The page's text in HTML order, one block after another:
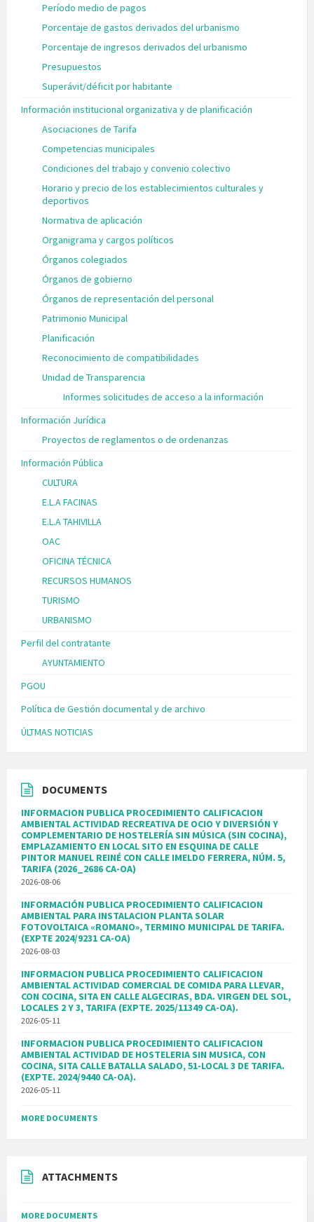
Período medio de pagos
Porcentaje de gastos derivados del urbanismo
Porcentaje de ingresos derivados del urbanismo
Presupuestos
Superávit/déficit por habitante
Información institucional organizativa y de planificación
Asociaciones de Tarifa
Competencias municipales
Condiciones del trabajo y convenio colectivo
Horario y precio de los establecimientos culturales y
deportivos
Normativa de aplicación
Organigrama y cargos políticos
Órganos colegiados
Órganos de gobierno
Órganos de representación del personal
Patrimonio Municipal
Planificación
Reconocimiento de compatibilidades
Unidad de Transparencia
Informes solicitudes de acceso a la información
Información Jurídica
Proyectos de reglamentos o de ordenanzas
Información Pública
CULTURA
E.L.A FACINAS
E.L.A TAHIVILLA
OAC
OFICINA TÉCNICA
RECURSOS HUMANOS
TURISMO
URBANISMO
Perfil del contratante
AYUNTAMIENTO
PGOU
Política de Gestión documental y de archivo
ÚLTMAS NOTICIAS
DOCUMENTS
INFORMACION PUBLICA PROCEDIMIENTO CALIFICACION
AMBIENTAL ACTIVIDAD RECREATIVA DE OCIO Y DIVERSIÓN Y
COMPLEMENTARIO DE HOSTELERÍA SIN MÚSICA (SIN COCINA),
EMPLAZAMIENTO EN LOCAL SITO EN ESQUINA DE CALLE
PINTOR MANUEL REINÉ CON CALLE IMELDO FERRERA, NÚM. 5,
TARIFA (2026_2686 CA-OA)
2026-08-06
INFORMACIÓN PUBLICA PROCEDIMIENTO CALIFICACION
AMBIENTAL PARA INSTALACION PLANTA SOLAR
FOTOVOLTAICA «ROMANO», TERMINO MUNICIPAL DE TARIFA.
(EXPTE 2024/9231 CA-OA)
2026-08-03
INFORMACION PUBLICA PROCEDIMIENTO CALIFICACION
AMBIENTAL ACTIVIDAD COMERCIAL DE COMIDA PARA LLEVAR,
CON COCINA, SITA EN CALLE ALGECIRAS, BDA. VIRGEN DEL SOL,
LOCALES 2 Y 3, TARIFA (EXPTE. 2025/11349 CA-OA).
2026-05-11
INFORMACION PUBLICA PROCEDIMIENTO CALIFICACION
AMBIENTAL ACTIVIDAD DE HOSTELERIA SIN MUSICA, CON
COCINA, SITA CALLE BATALLA SALADO, 51-LOCAL 3 DE TARIFA.
(EXPTE. 2024/9440 CA-OA).
2026-05-11
MORE DOCUMENTS
ATTACHMENTS
MORE DOCUMENTS